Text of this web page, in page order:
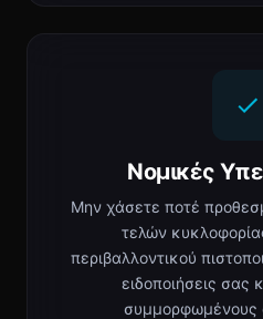
Νομικές
Μην χάσετε ποτέ
τελών
περιβαλλοντικού
ειδοποιήσεις σας
συμμορφωμένους